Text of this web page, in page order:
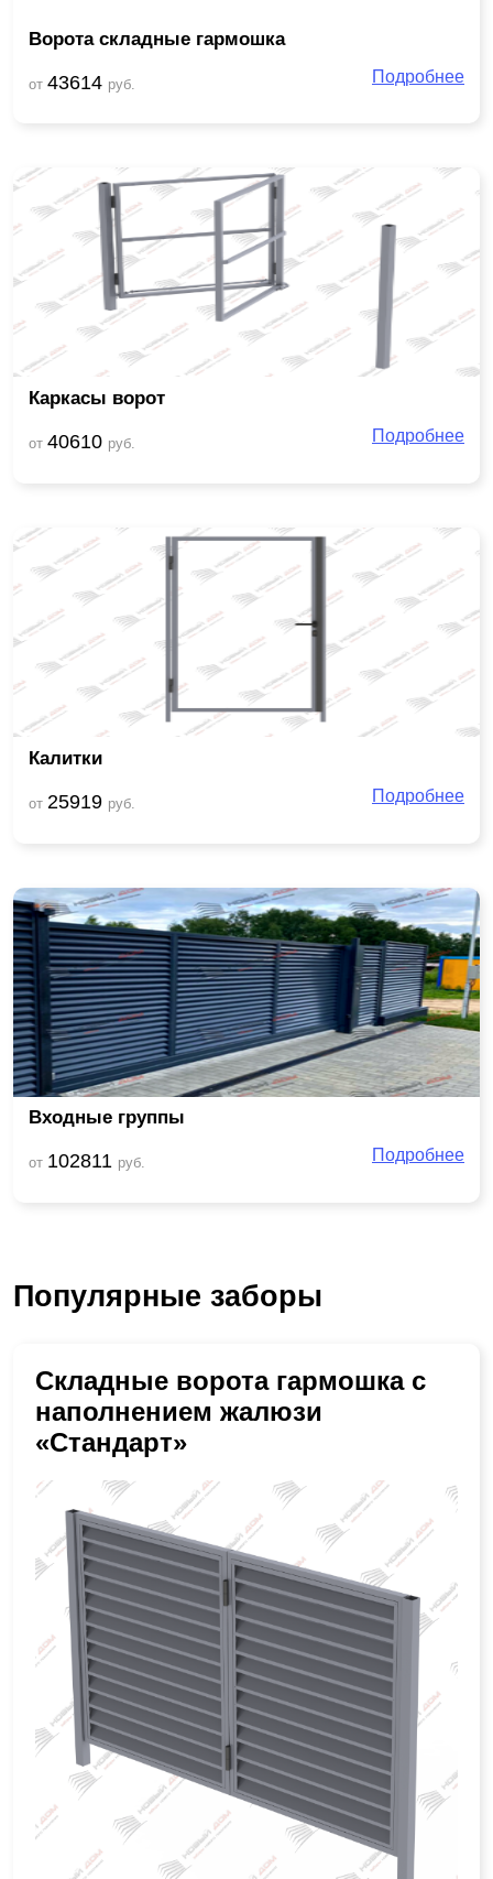
Ворота складные гармошка
от 43614 руб. Подробнее
Каркасы ворот
от 40610 руб. Подробнее
Калитки
от 25919 руб. Подробнее
Входные группы
от 102811 руб. Подробнее
Популярные заборы
Складные ворота гармошка с
наполнением жалюзи
«Стандарт»